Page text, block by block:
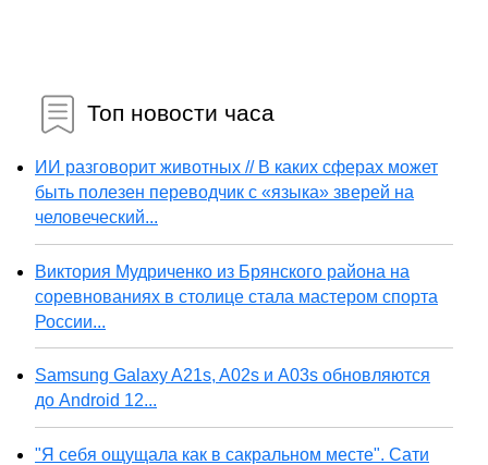
Топ новости часа
ИИ разговорит животных // В каких сферах может
быть полезен переводчик с «языка» зверей на
человеческий...
Виктория Мудриченко из Брянского района на
соревнованиях в столице стала мастером спорта
России...
Samsung Galaxy A21s, A02s и A03s обновляются
до Android 12...
"Я себя ощущала как в сакральном месте". Сати